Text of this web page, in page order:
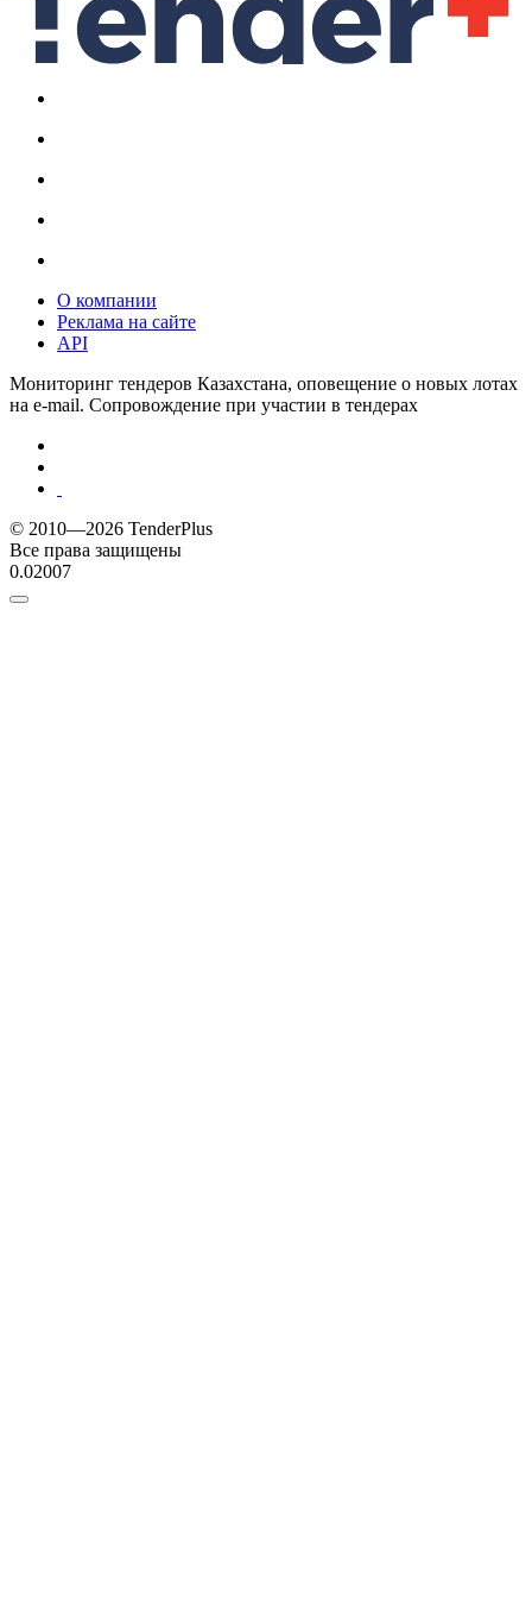
О компании
Реклама на сайте
API
Мониторинг тендеров Казахстана, оповещение о новых лотах
на e-mail. Сопровождение при участии в тендерах
© 2010—2026 TenderPlus
Все права защищены
0.02007